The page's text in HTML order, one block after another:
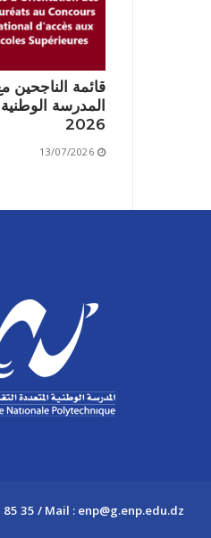
قائمة الناجحين
المدرسة
2026
13/07/2026
35 / Mail : enp@g.enp.edu.dz